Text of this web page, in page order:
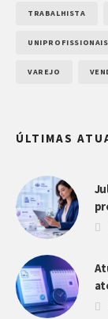
TRABALHISTA
UNIPROFISSIONAIS
VAREJO
ÚLTIMAS